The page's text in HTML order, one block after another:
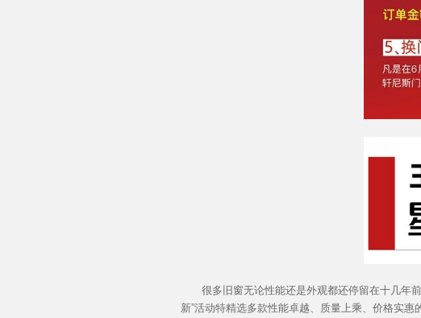
很多旧窗无论性能还是外观都还停留在十几年前
新”活动特精选多款性能卓越、质量上乘、价格实